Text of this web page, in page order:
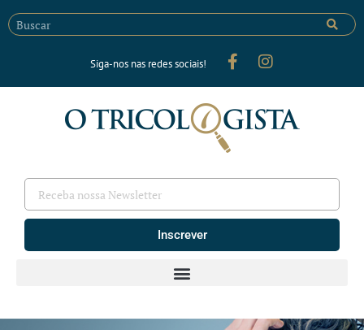
Siga-nos nas redes sociais!
Inscrever